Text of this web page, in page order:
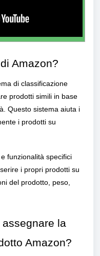
Amazon?
di classificazione
prodotti simili in base
Questo sistema aiuta i
i prodotti su
funzionalità specifici
i propri prodotti su
del prodotto, peso,
la
Amazon?